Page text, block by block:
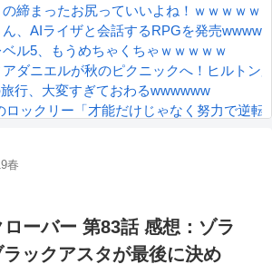
の締まったお尻っていいよね！ｗｗｗｗｗ
ん、AIライザと会話するRPGを発売
ベル5、もうめちゃくちゃｗｗｗｗｗ
ダニエルが秋のピクニックへ！ヒルト
旅行、大変すぎておわるwwwwww
ロックリー「才能だけじゃなく努力で逆
面白いところってｗｗｗｗｗ
客浪漫譚- 京都動乱 第33話の感想
ーン。生まれるなら何処がいいか問題！
春
ローバー 第83話 感想：ゾラ
ックアスタが最後に決め